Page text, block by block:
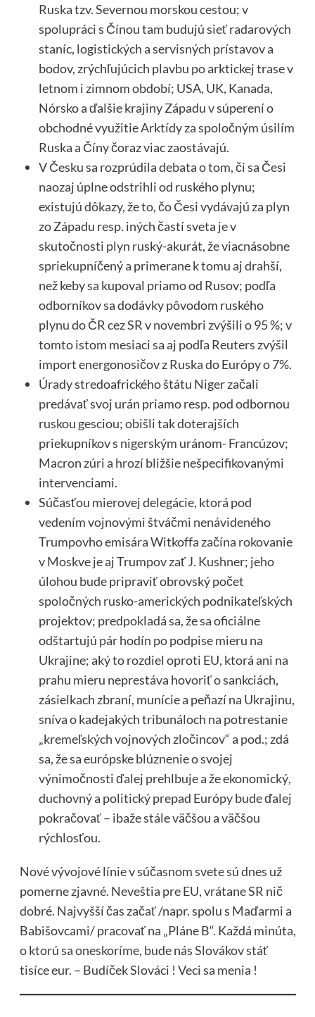
Ruska tzv. Severnou morskou cestou; v
spolupráci s Čínou tam budujú sieť radarových
staníc, logistických a servisných prístavov a
bodov, zrýchľujúcich plavbu po arktickej trase v
letnom i zimnom období; USA, UK, Kanada,
Nórsko a ďalšie krajiny Západu v súperení o
obchodné využitie Arktídy za spoločným úsilím
Ruska a Číny čoraz viac zaostávajú.
V Česku sa rozprúdila debata o tom, či sa Česi
naozaj úplne odstrihli od ruského plynu;
existujú dôkazy, že to, čo Česi vydávajú za plyn
zo Západu resp. iných častí sveta je v
skutočnosti plyn ruský-akurát, že viacnásobne
spriekupníčený a primerane k tomu aj drahší,
než keby sa kupoval priamo od Rusov; podľa
odborníkov sa dodávky pôvodom ruského
plynu do ČR cez SR v novembri zvýšili o 95 %; v
tomto istom mesiaci sa aj podľa Reuters zvýšil
import energonosičov z Ruska do Európy o 7%.
Úrady stredoafrického štátu Niger začali
predávať svoj urán priamo resp. pod odbornou
ruskou gesciou; obišli tak doterajších
priekupníkov s nigerským uránom- Francúzov;
Macron zúri a hrozí bližšie nešpecifikovanými
intervenciami.
Súčasťou mierovej delegácie, ktorá pod
vedením vojnovými štváčmi nenávideného
Trumpovho emisára Witkoffa začína rokovanie
v Moskve je aj Trumpov zať J. Kushner; jeho
úlohou bude pripraviť obrovský počet
spoločných rusko-amerických podnikateľských
projektov; predpokladá sa, že sa oficiálne
odštartujú pár hodín po podpise mieru na
Ukrajine; aký to rozdiel oproti EU, ktorá ani na
prahu mieru neprestáva hovoriť o sankciách,
zásielkach zbraní, munície a peňazí na Ukrajinu,
sníva o kadejakých tribunáloch na potrestanie
„kremeľských vojnových zločincov“ a pod.; zdá
sa, že sa európske blúznenie o svojej
výnimočnosti ďalej prehlbuje a že ekonomický,
duchovný a politický prepad Európy bude ďalej
pokračovať – ibaže stále väčšou a väčšou
rýchlosťou.
Nové vývojové línie v súčasnom svete sú dnes už
pomerne zjavné. Neveštia pre EU, vrátane SR nič
dobré. Najvyšší čas začať /napr. spolu s Maďarmi a
Babišovcami/ pracovať na „Pláne B“. Každá minúta,
o ktorú sa oneskoríme, bude nás Slovákov stáť
tisíce eur. – Budíček Slováci ! Veci sa menia !